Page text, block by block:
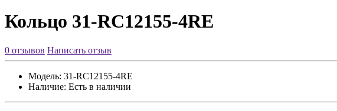
Кольцо 31-RC12155-4RE
0 отзывов Написать отзыв
Модель: 31-RC12155-4RE
Наличие: Есть в наличии